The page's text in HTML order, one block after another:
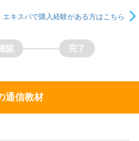
エキスパで購入経験がある方はこちら
通信教材